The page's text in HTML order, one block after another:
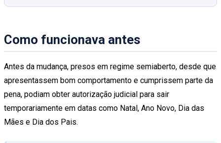
Como funcionava antes
Antes da mudança, presos em regime semiaberto, desde que
apresentassem bom comportamento e cumprissem parte da
pena, podiam obter autorização judicial para sair
temporariamente em datas como Natal, Ano Novo, Dia das
Mães e Dia dos Pais.